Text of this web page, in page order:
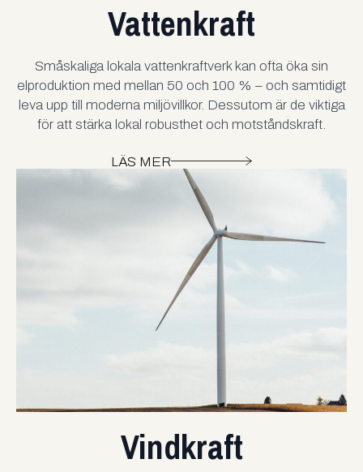
Vattenkraft
Småskaliga lokala vattenkraftverk kan ofta öka sin
elproduktion med mellan 50 och 100 % – och samtidigt
leva upp till moderna miljövillkor. Dessutom är de viktiga
för att stärka lokal robusthet och motståndskraft.
LÄS MER
Vindkraft